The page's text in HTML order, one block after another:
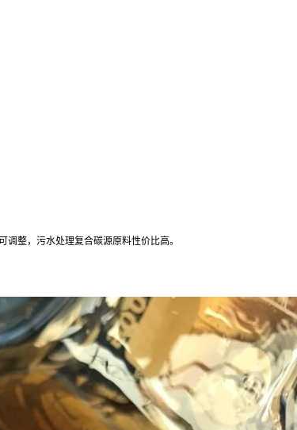
整，污水处理复合碳源原料性价比高。